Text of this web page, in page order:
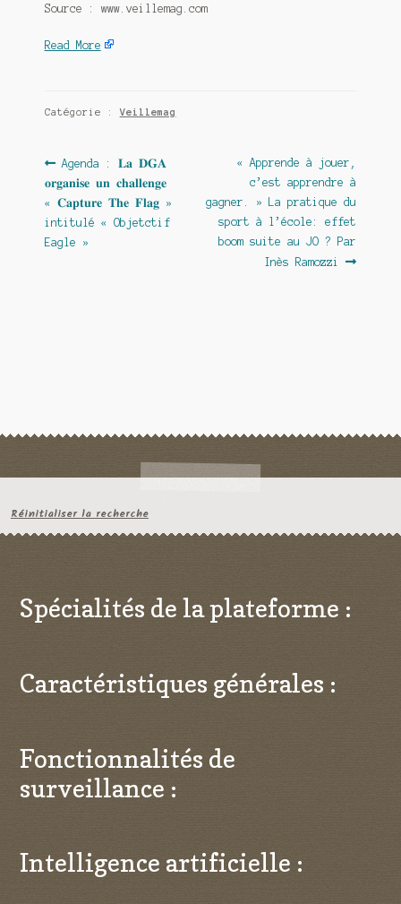
Source : www.veillemag.com
Read More
Catégorie :Veillemag
Navigation
de
l’article
Article
précédent :
Agenda : 𝐋𝐚 𝐃𝐆𝐀
𝐨𝐫𝐠𝐚𝐧𝐢𝐬𝐞 𝐮𝐧 𝐜𝐡𝐚𝐥𝐥𝐞𝐧𝐠𝐞
« 𝐂𝐚𝐩𝐭𝐮𝐫𝐞 𝐓𝐡𝐞 𝐅𝐥𝐚𝐠 »
intitulé « Objetctif
Eagle »
Article
suivant :
« Apprende à jouer,
c’est apprendre à
gagner. » La pratique du
sport à l’école: effet
boom suite au JO ? Par
Inès Ramozzi
Réinitialiser la recherche
Spécialités de la plateforme :
Caractéristiques générales :
Fonctionnalités de
surveillance :
Intelligence artificielle :